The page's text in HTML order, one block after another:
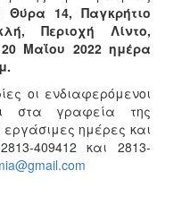
Θύρα 14, Παγκρήτιο
Περιοχή Λίντο,
Μαΐου 2022 ημέρα
οι ενδιαφερόμενοι
στα γραφεία της
εργάσιμες ημέρες και
409412 και 2813-